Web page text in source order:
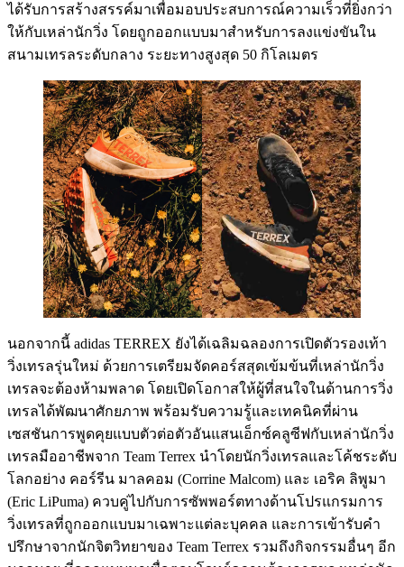
ได้รับการสร้างสรรค์มาเพื่อมอบประสบการณ์ความเร็วที่ยิ่งกว่า
ให้กับเหล่านักวิ่ง โดยถูกออกแบบมาสำหรับการลงแข่งขันใน
สนามเทรลระดับกลาง ระยะทางสูงสุด 50 กิโลเมตร
นอกจากนี้ adidas TERREX ยังได้เฉลิมฉลองการเปิดตัวรองเท้า
วิ่งเทรลรุ่นใหม่ ด้วยการเตรียมจัดคอร์สสุดเข้มข้นที่เหล่านักวิ่ง
เทรลจะต้องห้ามพลาด โดยเปิดโอกาสให้ผู้ที่สนใจในด้านการวิ่ง
เทรลได้พัฒนาศักยภาพ พร้อมรับความรู้และเทคนิคที่ผ่าน
เซสชันการพูดคุยแบบตัวต่อตัวอันแสนเอ็กซ์คลูซีฟกับเหล่านักวิ่ง
เทรลมืออาชีพจาก Team Terrex นำโดยนักวิ่งเทรลและโค้ชระดับ
โลกอย่าง คอร์รีน มาลคอม (Corrine Malcom) และ เอริค ลิพูมา
(Eric LiPuma) ควบคู่ไปกับการซัพพอร์ตทางด้านโปรแกรมการ
วิ่งเทรลที่ถูกออกแบบมาเฉพาะแต่ละบุคคล และการเข้ารับคำ
ปรึกษาจากนักจิตวิทยาของ Team Terrex รวมถึงกิจกรรมอื่นๆ อีก